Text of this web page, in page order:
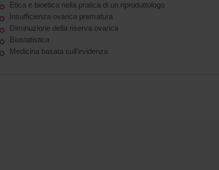
Etica e bioetica nella pratica di un riproduttologo
Insufficienza ovarica prematura
Diminuzione della riserva ovarica
Biostatistica
Medicina basata sull’evidenza